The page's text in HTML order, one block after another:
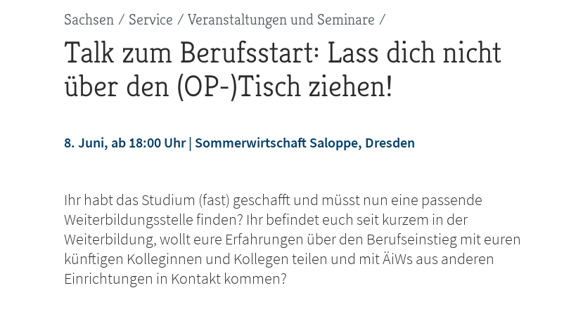
Pfadnavigation
Sachsen Service Veranstaltungen und Seminare
Talk zum Berufsstart: Lass dich nicht
über den (OP-)Tisch ziehen!
8. Juni, ab 18:00 Uhr Sommerwirtschaft Saloppe, Dresden
Ihr habt das Studium (fast) geschafft und müsst nun eine passende
Weiterbildungsstelle finden? Ihr befindet euch seit kurzem in der
Weiterbildung, wollt eure Erfahrungen über den Berufseinstieg mit euren
künftigen Kolleginnen und Kollegen teilen und mit ÄiWs aus anderen
Einrichtungen in Kontakt kommen?